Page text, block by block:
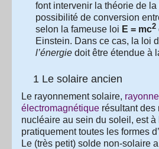
font intervenir la théorie de
possibilité de conversion
selon la fameuse loi E = mc2
Einstein. Dans ce cas, la loi
l’énergie doit être étendue à
1 Le solaire ancien
Le rayonnement solaire,
électromagnétique résultant des
nucléaire au sein du soleil, est à
pratiquement toutes les formes
Le (très petit) solde non-solaire